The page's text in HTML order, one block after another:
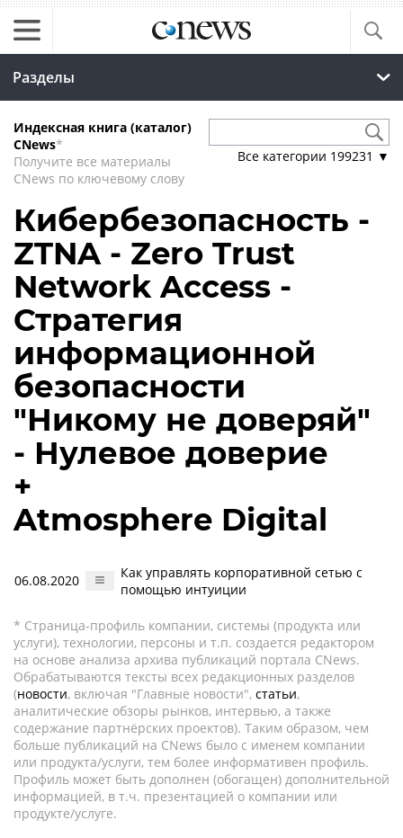
Разделы
Индексная книга (каталог)
CNews*
Получите все материалы
CNews по ключевому слову
Все категории 199231 ▼
Кибербезопасность -
ZTNA - Zero Trust
Network Access -
Стратегия
информационной
безопасности
"Никому не доверяй"
- Нулевое доверие
+
Atmosphere Digital
06.08.2020
Как управлять корпоративной сетью с
помощью интуиции
* Страница-профиль компании, системы (продукта или
услуги), технологии, персоны и т.п. создается редактором
на основе анализа архива публикаций портала CNews.
Обрабатываются тексты всех редакционных разделов
(новости, включая "Главные новости", статьи,
аналитические обзоры рынков, интервью, а также
содержание партнёрских проектов). Таким образом, чем
больше публикаций на CNews было с именем компании
или продукта/услуги, тем более информативен профиль.
Профиль может быть дополнен (обогащен) дополнительной
информацией, в т.ч. презентацией о компании или
продукте/услуге.